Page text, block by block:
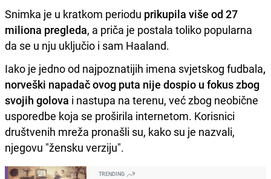
Snimka je u kratkom periodu prikupila više od 27
miliona pregleda, a priča je postala toliko popularna
da se u nju uključio i sam Haaland.
Iako je jedno od najpoznatijih imena svjetskog fudbala,
norveški napadač ovog puta nije dospio u fokus zbog
svojih golova i nastupa na terenu, već zbog neobične
usporedbe koja se proširila internetom. Korisnici
društvenih mreža pronašli su, kako su je nazvali,
njegovu "žensku verziju".
TRENDING